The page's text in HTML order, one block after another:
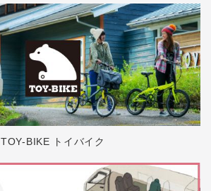
TOY-BIKE トイバイク